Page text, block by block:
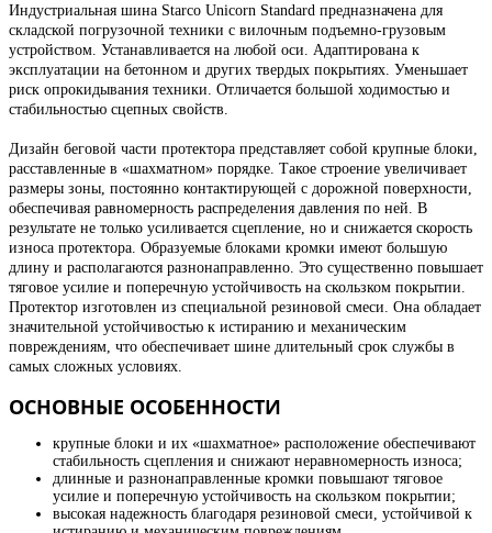
Индустриальная шина Starco Unicorn Standard предназначена для
складской погрузочной техники с вилочным подъемно-грузовым
устройством. Устанавливается на любой оси. Адаптирована к
эксплуатации на бетонном и других твердых покрытиях. Уменьшает
риск опрокидывания техники. Отличается большой ходимостью и
стабильностью сцепных свойств.
Дизайн беговой части протектора представляет собой крупные блоки,
расставленные в «шахматном» порядке. Такое строение увеличивает
размеры зоны, постоянно контактирующей с дорожной поверхности,
обеспечивая равномерность распределения давления по ней. В
результате не только усиливается сцепление, но и снижается скорость
износа протектора. Образуемые блоками кромки имеют большую
длину и располагаются разнонаправленно. Это существенно повышает
тяговое усилие и поперечную устойчивость на скользком покрытии.
Протектор изготовлен из специальной резиновой смеси. Она обладает
значительной устойчивостью к истиранию и механическим
повреждениям, что обеспечивает шине длительный срок службы в
самых сложных условиях.
ОСНОВНЫЕ ОСОБЕННОСТИ
крупные блоки и их «шахматное» расположение обеспечивают
стабильность сцепления и снижают неравномерность износа;
длинные и разнонаправленные кромки повышают тяговое
усилие и поперечную устойчивость на скользком покрытии;
высокая надежность благодаря резиновой смеси, устойчивой к